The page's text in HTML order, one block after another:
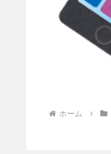
ホーム